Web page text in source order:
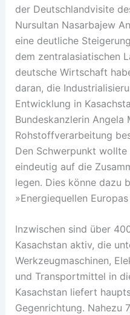
der Deutschlandvisite
Nursultan Nasarbajew
eine deutliche
dem zentralasiatischen
deutsche Wirtschaft
daran, die
Entwicklung in
Bundeskanzlerin Angela
Rohstoffverarbeitung
Den Schwerpunkt
eindeutig auf die
legen. Dies könne dazu
»Energiequellen
Inzwischen sind über
Kasachstan aktiv, die
Werkzeugmaschinen,
und Transportmittel in
Kasachstan liefert
Gegenrichtung. Nahezu